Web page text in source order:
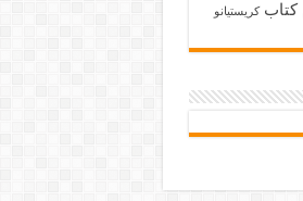
کتاب کریستیانو